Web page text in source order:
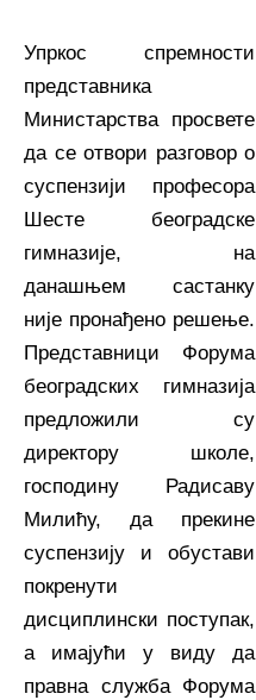
Упркос спремности
представника
Министарства просвете
да се отвори разговор о
суспензији професора
Шесте београдске
гимназије, на
данашњем састанку
није пронађено решење.
Представници Форума
београдских гимназија
предложили су
директору школе,
господину Радисаву
Милићу, да прекине
суспензију и обустави
покренути
дисциплински поступак,
а имајући у виду да
правна служба Форума